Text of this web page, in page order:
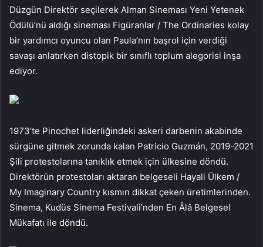
Düzgün Direktör seçilerek Alman Sineması Yeni Yetenek
Ödülü’nü aldığı sineması Figüranlar / The Ordinaries kolay
bir yardımcı oyuncu olan Paula’nın başrol için verdiği
savaşı anlatırken distopik bir sınıflı toplum alegorisi inşa
ediyor.
1973’te Pinochet liderliğindeki askeri darbenin akabinde
sürgüne gitmek zorunda kalan Patricio Guzmán, 2019-2021
Şili protestolarına tanıklık etmek için ülkesine döndü.
Direktörün protestoları aktaran belgeseli Hayali Ülkem /
My Imaginary Country kısmın dikkat çeken üretimlerinden.
Sinema, Kudüs Sinema Festivali’nden En Âlâ Belgesel
Mükafatı ile döndü.